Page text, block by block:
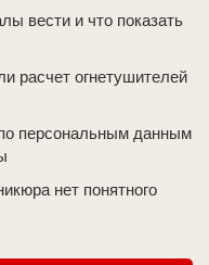
вести и что показать
расчет огнетушителей
персональным данным
нет понятного